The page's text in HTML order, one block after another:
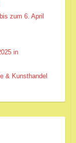
zum 6. April
in
& Kunsthandel